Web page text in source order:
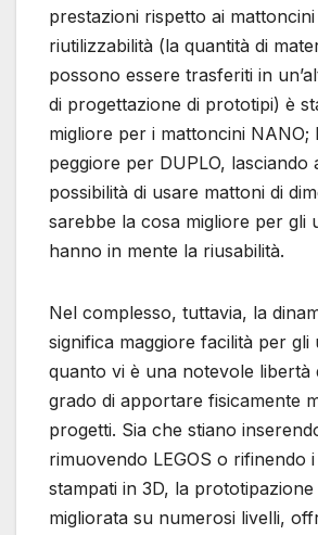
prestazioni rispetto ai mattoncini
riutilizzabilità (la quantità di
possono essere trasferiti in
di progettazione di prototipi) è
migliore per i mattoncini NANO;
peggiore per DUPLO, lasciando
possibilità di usare mattoni di
sarebbe la cosa migliore per gli
hanno in mente la riusabilità.
Nel complesso, tuttavia, la
significa maggiore facilità per gli
quanto vi è una notevole libertà
grado di apportare fisicamente
progetti. Sia che stiano
rimuovendo LEGOS o rifinendo
stampati in 3D, la
migliorata su numerosi livelli,